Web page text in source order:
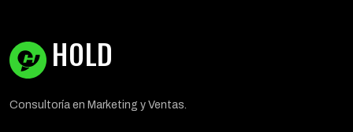
HOLD
Consultoría en Marketing y Ventas.